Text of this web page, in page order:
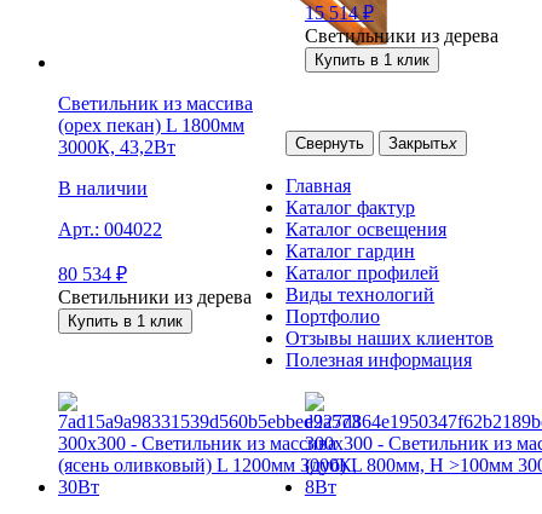
Светильник из массива
(орех пекан) L 1800мм
3000К, 43,2Вт
В наличии
Арт.: 004022
80 534 ₽
Светильники из дерева
Купить в 1 клик
15 514₽
Светильники из дерева
Купить в 1 клик
Свернуть Закрытьx
Главная
Каталог фактур
Каталог освещения
Каталог гардин
Каталог профилей
Виды технологий
Портфолио
Отзывы наших клиентов
Полезная информация